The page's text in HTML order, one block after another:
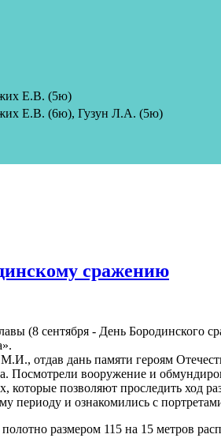
Е.В. (5ю)
Е.В. (6ю), Гузун Л.А. (5ю)
сражению
(8 сентября - День Бородинского
отдав дань памяти героям
Посмотрели вооружение и
позволяют проследить ход
периоду и ознакомились с
размером 115 на 15 метров